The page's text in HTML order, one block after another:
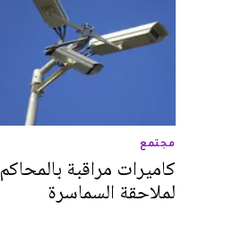
مجتمع
كاميرات مراقبة بالمحاكم
لملاحقة السماسرة